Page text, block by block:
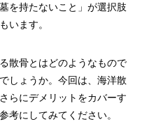
を持たないこと」が選択肢
います。
散骨とはどのようなもので
しょうか。今回は、海洋散
らにデメリットをカバーす
考にしてみてください。